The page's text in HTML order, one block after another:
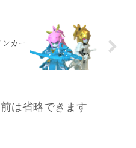
ンカー
は省略できます